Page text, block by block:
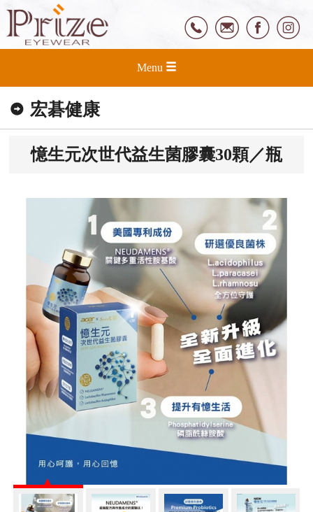
Menu
宏碁健康
憶生元次世代益生菌膠囊30顆／瓶